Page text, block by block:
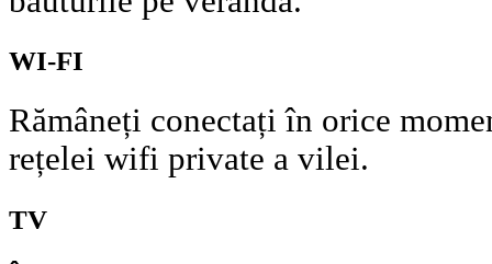
WI-FI
Rămâneți conectați în orice
rețelei wifi private a vilei.
TV